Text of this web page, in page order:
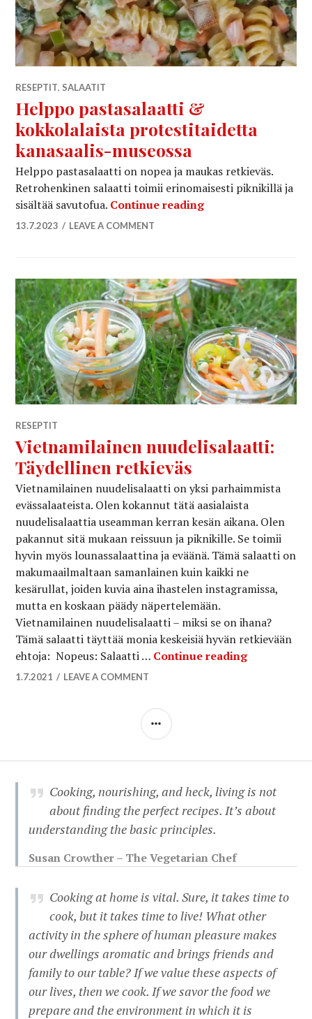
RESEPTIT, SALAATIT
Helppo pastasalaatti &
kokkolalaista protestitaidetta
kanasaalis-museossa
Helppo pastasalaatti on nopea ja maukas retkieväs.
Retrohenkinen salaatti toimii erinomaisesti piknikillä ja
sisältää savutofua. Continue readingHelppo
13.7.2023 LEAVE A COMMENT
RESEPTIT
Vietnamilainen nuudelisalaatti:
Täydellinen retkieväs
Vietnamilainen nuudelisalaatti on yksi parhaimmista
evässalaateista. Olen kokannut tätä aasialaista
nuudelisalaattia useamman kerran kesän aikana. Olen
pakannut sitä mukaan reissuun ja piknikille. Se toimii
hyvin myös lounassalaattina ja eväänä. Tämä salaatti on
makumaailmaltaan samanlainen kuin kaikki ne
kesärullat, joiden kuvia aina ihastelen instagramissa,
mutta en koskaan päädy näpertelemään.
Vietnamilainen nuudelisalaatti – miksi se on ihana?
Tämä salaatti täyttää monia keskeisiä hyvän retkievään
ehtoja: Nopeus: Salaatti … Continue reading
1.7.2021 LEAVE A COMMENT
SIDEBAR
Cooking, nourishing, and heck, living is not
about finding the perfect recipes. It’s about
understanding the basic principles.
Susan Crowther – The Vegetarian Chef
Cooking at home is vital. Sure, it takes time to
cook, but it takes time to live! What other
activity in the sphere of human pleasure makes
our dwellings aromatic and brings friends and
family to our table? If we value these aspects of
our lives, then we cook. If we savor the food we
prepare and the environment in which it is